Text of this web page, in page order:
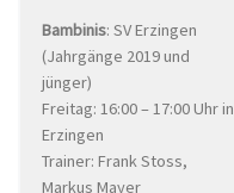
Bambinis: SV Erzingen
(Jahrgänge 2019 und
jünger)
Freitag: 16:00 – 17:00 Uhr in
Erzingen
Trainer: Frank Stoss,
Markus Mayer